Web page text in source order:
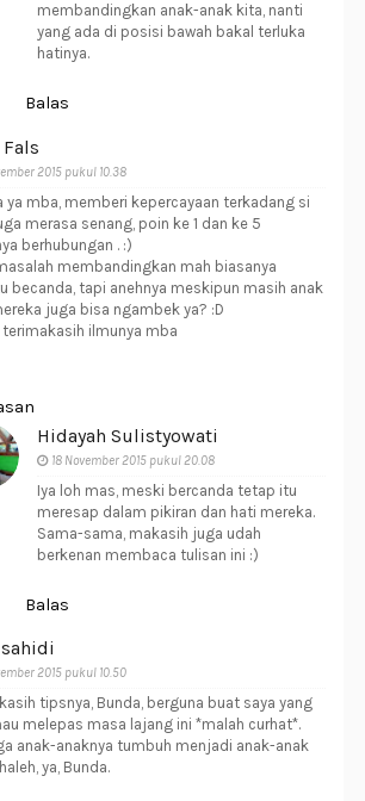
membandingkan anak-anak kita, nanti
yang ada di posisi bawah bakal terluka
hatinya.
Balas
Fals
2015 pukul 10.38
ya mba, memberi kepercayaan terkadang si
merasa senang, poin ke 1 dan ke 5
berhubungan . :)
membandingkan mah biasanya
becanda, tapi anehnya meskipun masih anak
juga bisa ngambek ya? :D
terimakasih ilmunya mba
Hidayah Sulistyowati
18 November 2015 pukul 20.08
Iya loh mas, meski bercanda tetap itu
meresap dalam pikiran dan hati mereka.
Sama-sama, makasih juga udah
berkenan membaca tulisan ini :)
Balas
2015 pukul 10.50
tipsnya, Bunda, berguna buat saya yang
melepas masa lajang ini *malah curhat*.
anak-anaknya tumbuh menjadi anak-anak
ya, Bunda.